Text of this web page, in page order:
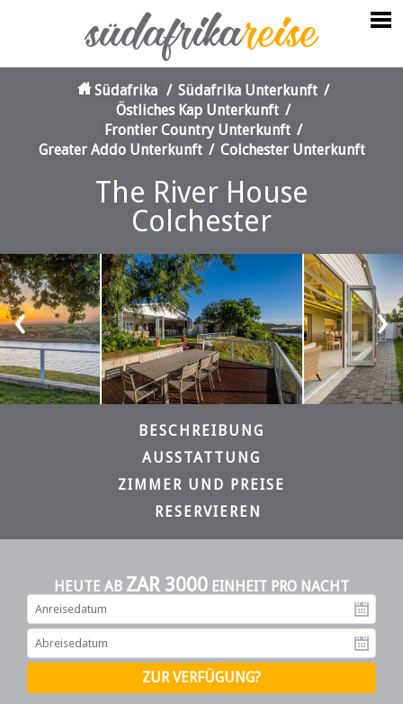
Südafrika / Südafrika Unterkunft /
Östliches Kap Unterkunft /
Frontier Country Unterkunft /
Greater Addo Unterkunft / Colchester Unterkunft
The River House
Colchester
‹ ›
BESCHREIBUNG
AUSSTATTUNG
ZIMMER UND PREISE
RESERVIEREN
HEUTE AB ZAR 3000 EINHEIT PRO NACHT